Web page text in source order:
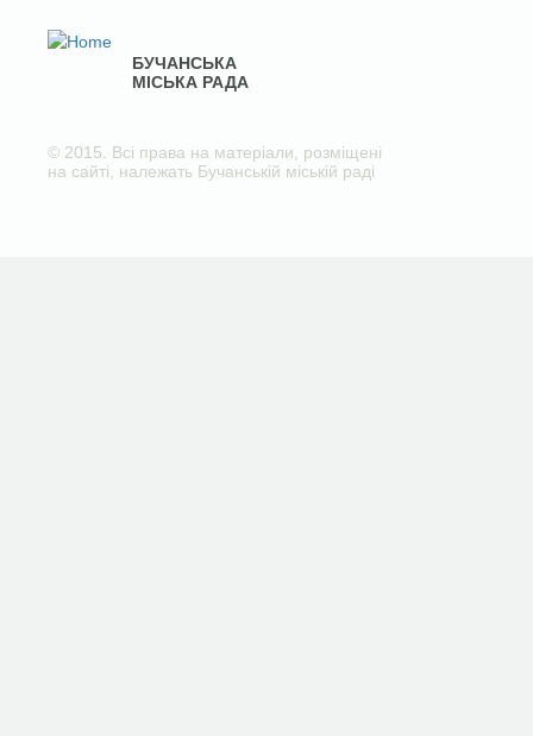
БУЧАНСЬКА
МІСЬКА РАДА
© 2015. Всі права на матеріали, розміщені
на сайті, належать Бучанській міській раді